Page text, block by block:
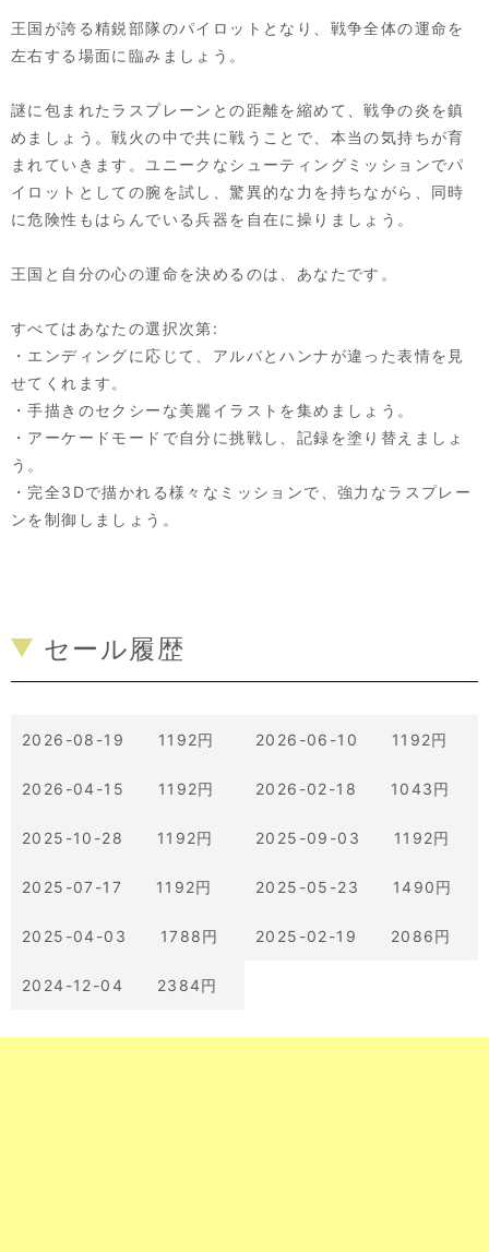
王国が誇る精鋭部隊のパイロットとなり、戦争全体の運命を
左右する場面に臨みましょう。
謎に包まれたラスプレーンとの距離を縮めて、戦争の炎を鎮
めましょう。戦火の中で共に戦うことで、本当の気持ちが育
まれていきます。ユニークなシューティングミッションでパ
イロットとしての腕を試し、驚異的な力を持ちながら、同時
に危険性もはらんでいる兵器を自在に操りましょう。
王国と自分の心の運命を決めるのは、あなたです。
すべてはあなたの選択次第:
・エンディングに応じて、アルバとハンナが違った表情を見
せてくれます。
・手描きのセクシーな美麗イラストを集めましょう。
・アーケードモードで自分に挑戦し、記録を塗り替えましょ
う。
・完全3Dで描かれる様々なミッションで、強力なラスプレー
ンを制御しましょう。
セール履歴
2026-08-19 1192円 2026-06-10 1192円
2026-04-15 1192円 2026-02-18 1043円
2025-10-28 1192円 2025-09-03 1192円
2025-07-17 1192円 2025-05-23 1490円
2025-04-03 1788円 2025-02-19 2086円
2024-12-04 2384円